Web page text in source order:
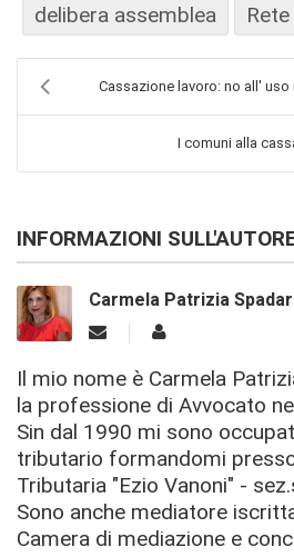
delibera assemblea
Cassazione lavoro: no all' uso
I comuni alla
INFORMAZIONI
Carmela Patrizia
Il mio nome è Carmela
la professione di Avvocato
Sin dal 1990 mi sono
tributario formandomi
Tributaria "Ezio Vanoni" -
Sono anche mediatore
Camera di mediazione e